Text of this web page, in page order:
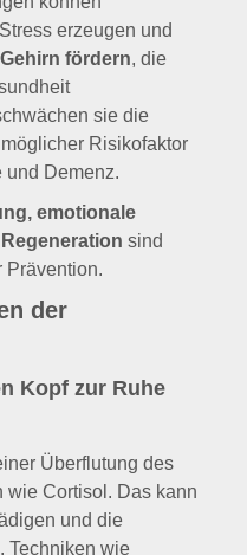
erzeugen und
fördern, die
sie die
Risikofaktor
und Demenz.
emotionale
sind
Prävention.
der
Kopf zur Ruhe
Überflutung des
wie Cortisol. Das kann
und die
Techniken wie